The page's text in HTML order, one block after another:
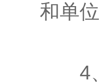
和单
4、